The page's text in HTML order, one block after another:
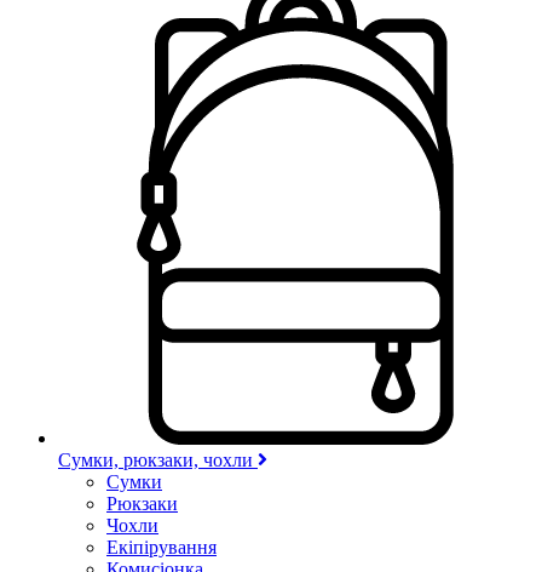
Сумки, рюкзаки, чохли
Сумки
Рюкзаки
Чохли
Екіпірування